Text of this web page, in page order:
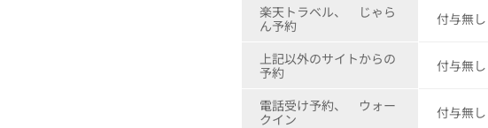
楽天トラベル、 じゃら
ん予約
付与無し
上記以外のサイトからの
予約
付与無し
電話受け予約、 ウォー
クイン
付与無し